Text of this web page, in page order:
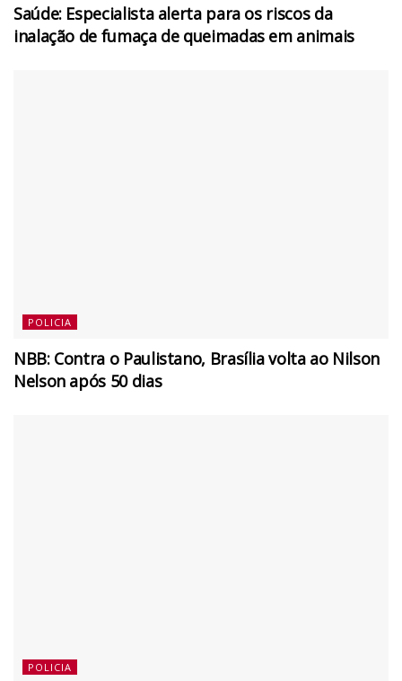
Saúde: Especialista alerta para os riscos da
inalação de fumaça de queimadas em animais
POLICIA
NBB: Contra o Paulistano, Brasília volta ao Nilson
Nelson após 50 dias
POLICIA